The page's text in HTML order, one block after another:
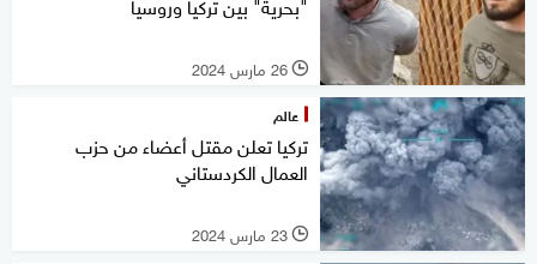
l 26 مارس 2024
عالم
تركيا تعلن مقتل أعضاء من حزب
العمال الكردستاني
l 23 مارس 2024